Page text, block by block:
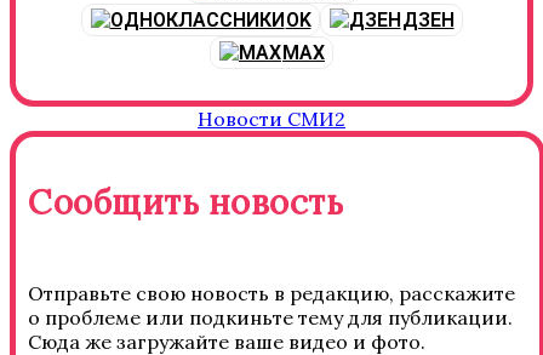
OK
ДЗЕН
MAX
Новости СМИ2
Сообщить новость
Отправьте свою новость в редакцию, расскажите
о проблеме или подкиньте тему для публикации.
Сюда же загружайте ваше видео и фото.